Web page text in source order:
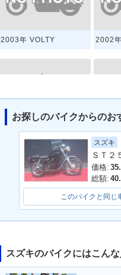
2003年 VOLTY 2002
1997年 VOLTY Type 2 1997
1995年 VOLTY Type 1
お探しのバイクからのお
スズキ
ＳＴ
価格:
総額:
このバイクと同じ
スズキのバイクにはこん